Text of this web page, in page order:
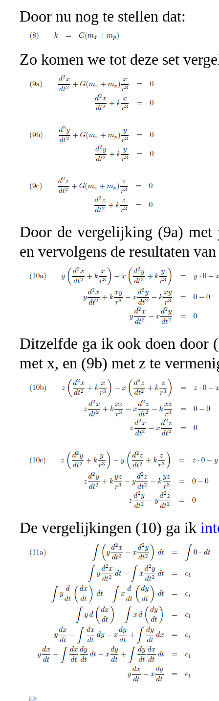
Door nu nog te stellen dat:
Zo komen we tot deze set
Door de vergelijking (9a)
en vervolgens de resultaten
Ditzelfde ga ik ook doen door
met x, en (9b) met z te
De vergelijkingen (10) ga ik